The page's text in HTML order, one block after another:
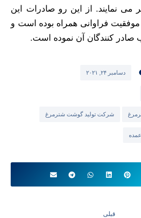
نمایند. از این رو صادرات این
فراوانی همراه بوده است و
صادر کنندگان آن نموده است.
دسامبر ۲۴, ۲۰۲۱
شرکت تولید گوشت شترمرغ
قبلی